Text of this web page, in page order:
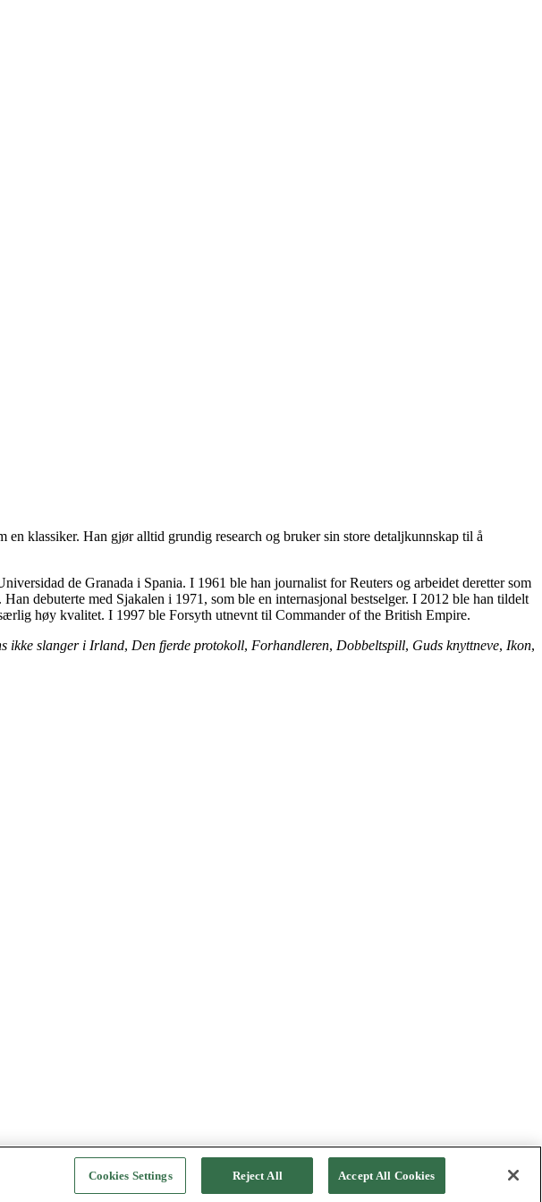
en klassiker. Han gjør alltid grundig research og bruker sin store detaljkunnskap til å
de Granada i Spania. I 1961 ble han journalist for Reuters og arbeidet deretter som
debuterte med Sjakalen i 1971, som ble en internasjonal bestselger. I 2012 ble han tildelt
høy kvalitet. I 1997 ble Forsyth utnevnt til Commander of the British Empire.
ikke slanger i Irland, Den fjerde protokoll, Forhandleren, Dobbeltspill, Guds knyttneve, Ikon,
Cookies Settings Reject All Accept All Cookies